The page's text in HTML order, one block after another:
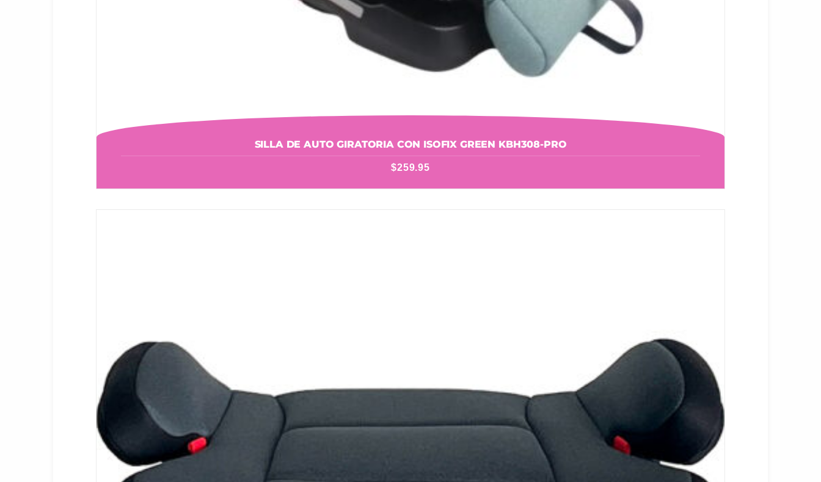
SILLA DE AUTO GIRATORIA CON ISOFIX GREEN KBH308-PRO
$259.95